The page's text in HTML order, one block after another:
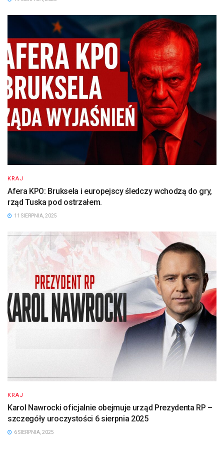
KRAJ
Afera KPO: Bruksela i europejscy śledczy wchodzą do gry,
rząd Tuska pod ostrzałem.
11 SIERPNIA, 2025
KRAJ
Karol Nawrocki oficjalnie obejmuje urząd Prezydenta RP –
szczegóły uroczystości 6 sierpnia 2025
6 SIERPNIA, 2025